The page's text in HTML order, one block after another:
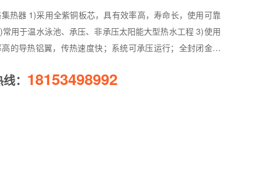
效率高，寿命长，使用可靠
的导热铝翼，传热速度快；系统可承压运行；全封闭金属
水质无污染
： 18153498992